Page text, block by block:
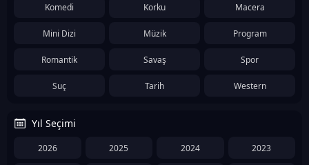
Komedi Korku Macera
Mini Dizi Müzik Program
Romantik Savaş Spor
Suç Tarih Western
Yıl Seçimi
2026 2025 2024 2023